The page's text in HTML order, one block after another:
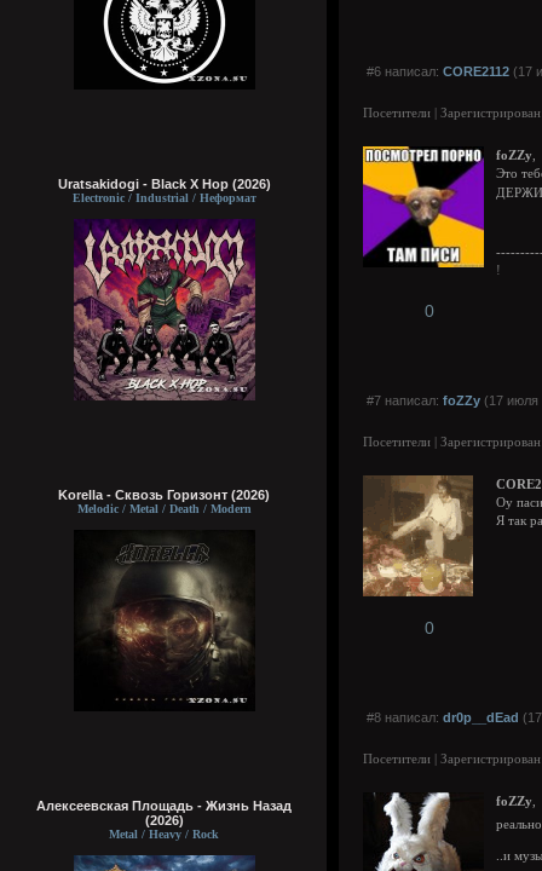
Uratsakidogi - Black X Hop (2026)
Electronic / Industrial / Неформат
Korella - Сквозь Горизонт (2026)
Melodic / Metal / Death / Modern
Алексеевская Площадь - Жизнь Назад
(2026)
Metal / Heavy / Rock
#6 написал: CORE2112 (17
Посетители |
foZZy
Это
!
0
#7 написал: foZZy (17 июля
Посетители |
Оу
Я так
0
#8 написал: dr0p__dEad
Посетители |
foZZy
..и